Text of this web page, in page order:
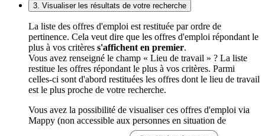
3. Visualiser les résultats de votre recherche
La liste des offres d'emploi est restituée par ordre de
pertinence. Cela veut dire que les offres d'emploi répondant le
plus à vos critères s'affichent en premier.
Vous avez renseigné le champ « Lieu de travail » ? La liste
restitue les offres répondant le plus à vos critères. Parmi
celles-ci sont d'abord restituées les offres dont le lieu de travail
est le plus proche de votre recherche.
Vous avez la possibilité de visualiser ces offres d'emploi via
Mappy (non accessible aux personnes en situation de